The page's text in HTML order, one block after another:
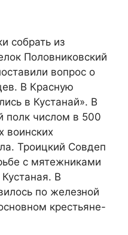
собрать из
Половниковский
вопрос о
В Красную
в Кустанай». В
полк числом в 500
воинских
Троицкий Совдеп
с мятежниками
В
по железной
крестьяне-